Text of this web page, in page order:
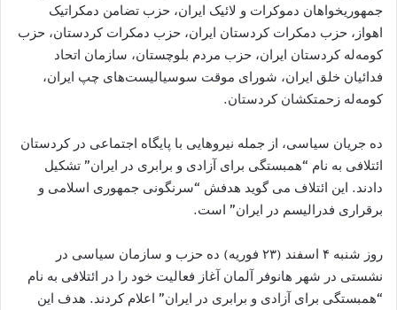
جمهوريخواهان دموکرات و لائيک ايران، حزب تضامن دمکراتيک
اهواز، حزب دمکرات کردستان ايران، حزب دمکرات کردستان، حزب
کومه‌له کردستان ايران، حزب مردم بلوچستان، سازمان اتحاد
فدائيان خلق ايران، شورای موقت سوسياليست‌های چپ ايران،
کومه‌له زحمتکشان کردستان.
ده جریان سیاسی، از جمله نیروهایی با پایگاه اجتماعی در کردستان
ائتلافی به نام “همبستگی برای آزادی و برابری در ايران” تشکیل
دادند. این ائتلاف می‌ گوید هدفش “سرنگونی جمهوری اسلامی و
برقراری فدرالیسم در ایران” است.
روز شنبه ۴ اسفند (۲۳ فوریه) ده حزب و سازمان سیاسی در
نشستی در شهر هانوفر آلمان آغاز فعالیت خود را در ائتلافی به نام
“همبستگی برای آزادی و برابری در ايران” اعلام کردند. هدف این